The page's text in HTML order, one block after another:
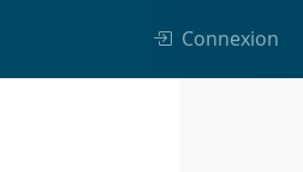
Connexion